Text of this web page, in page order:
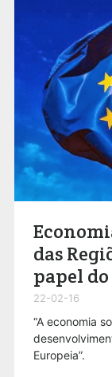
das
papel
22-02-16
“A economia
Europeia”.